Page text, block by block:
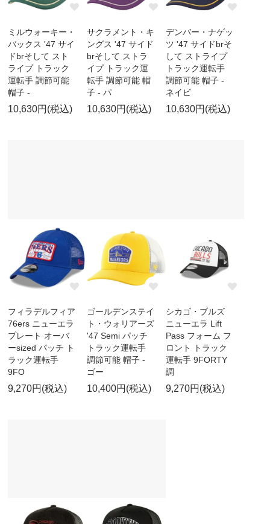
ミルウォーキー・
バックス '47 サイ
ドbrそして スト
ライプ トラック
運転手 調節可能
帽子 -
10,630円(税込)
サクラメント・キ
ングス '47 サイド
brそして ストラ
イプ トラック運
転手 調節可能 帽
子 - パ
10,630円(税込)
デンバー・ナゲッ
ツ '47 サイドbrそ
して ストライプ
トラック運転手
調節可能 帽子 -
ネイビ
10,630円(税込)
フィラデルフィア
76ers ニューエラ
プレート オーバ
ーsized パッチ ト
ラック運転手
9FO
9,270円(税込)
ゴールデンステイ
ト・ウォリアーズ
'47 Semi パッチ
トラック運転手
調節可能 帽子 -
ゴー
10,400円(税込)
シカゴ・ブルズ
ニューエラ Lift
Pass フォーム フ
ロント トラック
運転手 9FORTY
調
9,270円(税込)